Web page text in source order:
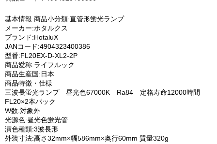
基本情報 商品小分類:直管形蛍光ランプ
メーカー:ホタルクス
ブランド:HotaluX
JANコード:4904323400386
型番:FL20EX-D-XL2-2P
商品愛称:ライフルック
商品生産国:日本
商品特徴・仕様
三波長蛍光ランプ 昼光色67000K Ra84 定格寿命12000時間
FL20×2本パック
W数:対象外
光源色:昼光色蛍光管
演色種類:3波長形
外装寸法:高さ32mm×幅586mm×奥行60mm 質量320g